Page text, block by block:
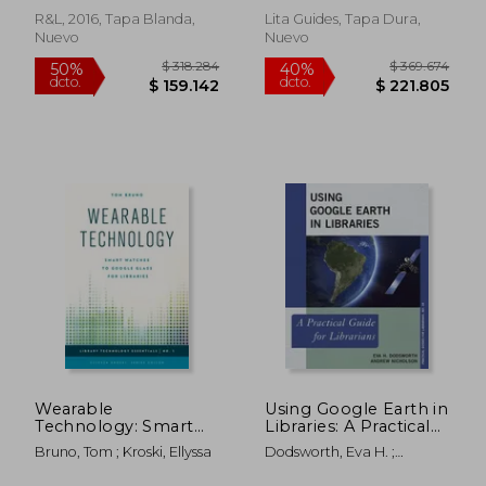
dcto. $ 115.293 dcto. $
R&L, 2016, Tapa Blanda,
Nuevo
Lita Guides, Tapa Dura,
Nuevo
Wearable
Technology: Smart
Watches to Google
Glass for Libraries (en
Bruno, Tom ; Kroski, Ellyssa
Using Google Earth in
Libraries: A Practical
Guide for Librarians
(en Inglés)
Dodsworth, Eva H. ;